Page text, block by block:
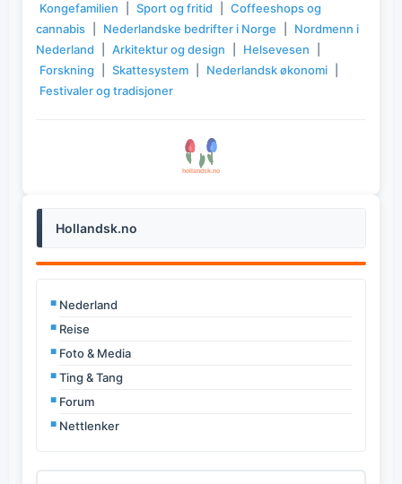
Hollandsk.no
Nederland
Reise
Foto & Media
Ting & Tang
Forum
Nettlenker
Kongefamilien
Sport og fritid
Coffeeshops og
cannabis
Nederlandske bedrifter i Norge
Nordmenn i
Nederland
Arkitektur og design Helsevesen
Forskning
Skattesystem Nederlandsk økonomi
Festivaler og tradisjoner